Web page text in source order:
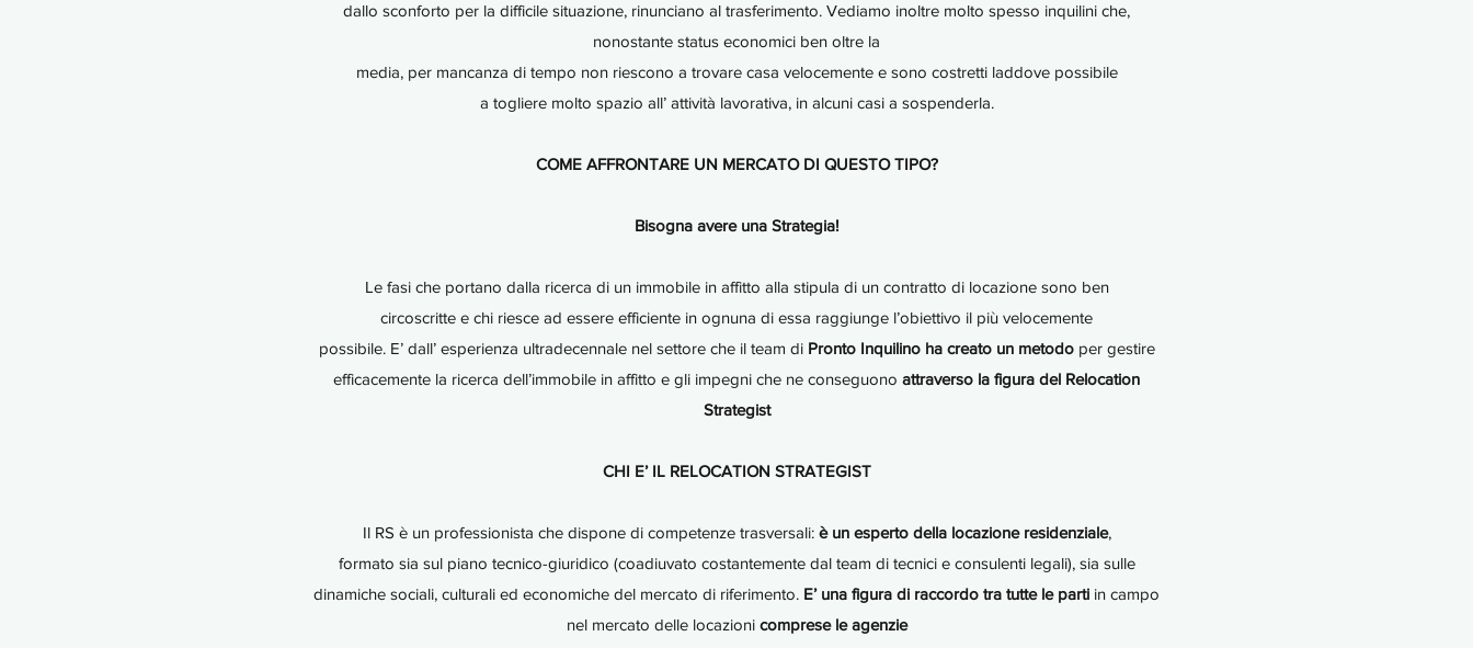
dallo sconforto per la difficile situazione, rinunciano al trasferimento. Vediamo inoltre molto spesso inquilini che,
nonostante status economici ben oltre la
media, per mancanza di tempo non riescono a trovare casa velocemente e sono costretti laddove possibile
a togliere molto spazio all’ attività lavorativa, in alcuni casi a sospenderla.
COME AFFRONTARE UN MERCATO DI QUESTO TIPO?
Bisogna avere una Strategia!
Le fasi che portano dalla ricerca di un immobile in affitto alla stipula di un contratto di locazione sono ben
circoscritte e chi riesce ad essere efficiente in ognuna di essa raggiunge l’obiettivo il più velocemente
possibile. E’ dall’ esperienza ultradecennale nel settore che il team di Pronto Inquilino ha creato un metodoper gestire
efficacemente la ricerca dell’immobile in affitto e gli impegni che ne conseguono attraverso la figura del Relocation
Strategist
CHI E’ IL RELOCATION STRATEGIST
Il RS è un professionista che dispone di competenze trasversali: è un esperto della locazione residenziale,
formato sia sul piano tecnico-giuridico (coadiuvato costantemente dal team di tecnici e consulenti legali), sia sulle
dinamiche sociali, culturali ed economiche del mercato di riferimento. E’ una figura di raccordo tra tutte le parti in campo
nel mercato delle locazioni comprese le agenzie